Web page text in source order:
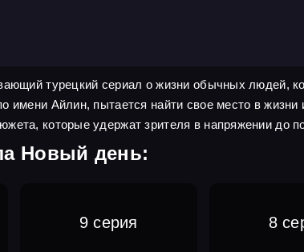
турецкий сериал о жизни обычных людей,
имени Айлин, пытается найти свое место в
которые удержат зрителя в напряжении до
Новый день:
9 серия 8